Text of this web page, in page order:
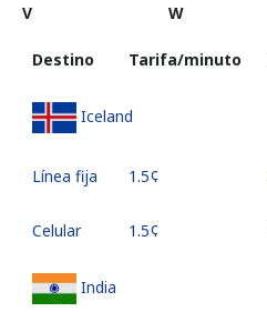
V
W
Destino Tarifa/minuto
Iceland
Línea fija ⁦1.5¢⁩
Celular ⁦1.5¢⁩
India